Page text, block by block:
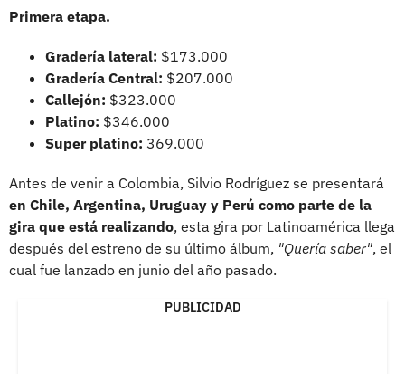
Primera etapa.
Gradería lateral: $173.000
Gradería Central: $207.000
Callejón: $323.000
Platino: $346.000
Super platino: 369.000
Antes de venir a Colombia, Silvio Rodríguez se presentará
en Chile, Argentina, Uruguay y Perú como parte de la
gira que está realizando, esta gira por Latinoamérica llega
después del estreno de su último álbum, "Quería saber", el
cual fue lanzado en junio del año pasado.
PUBLICIDAD